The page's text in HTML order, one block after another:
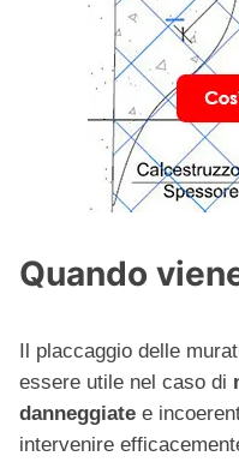
Quando
Il placcaggio delle
essere utile nel caso di
danneggiate e
intervenire